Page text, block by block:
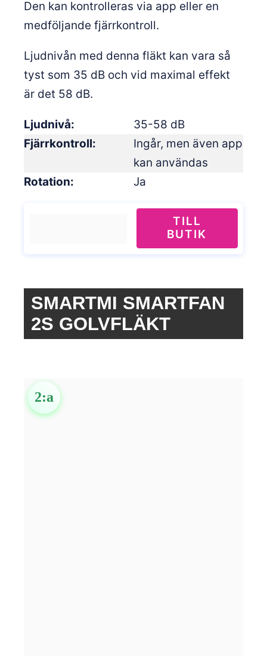
Den kan kontrolleras via app eller en
medföljande fjärrkontroll.
Ljudnivån med denna fläkt kan vara så
tyst som 35 dB och vid maximal effekt
är det 58 dB.
Ljudnivå
35-58 dB
Fjärrkontroll
Ingår, men även app
kan användas
Rotation
Ja
TILL
BUTIK
SMARTMI SMARTFAN
2S GOLVFLÄKT
2:a